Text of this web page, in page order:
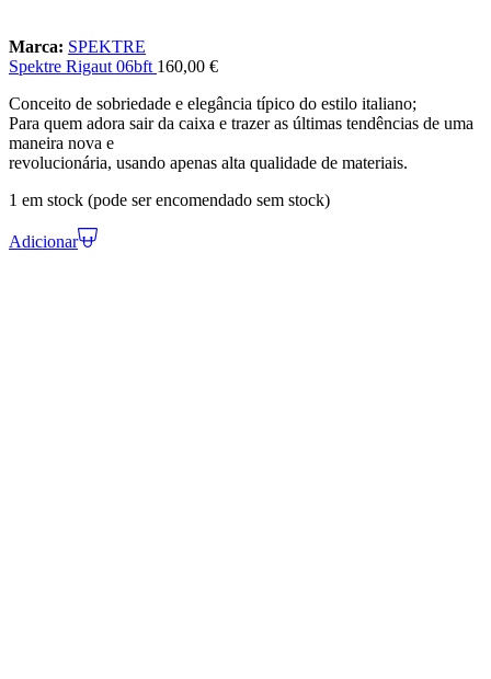
Marca: SPEKTRE
Spektre Rigaut 06bft 160,00 €
Conceito de sobriedade e elegância típico do estilo italiano;
Para quem adora sair da caixa e trazer as últimas tendências de uma
maneira nova e
revolucionária, usando apenas alta qualidade de materiais.
1 em stock (pode ser encomendado sem stock)
Adicionar